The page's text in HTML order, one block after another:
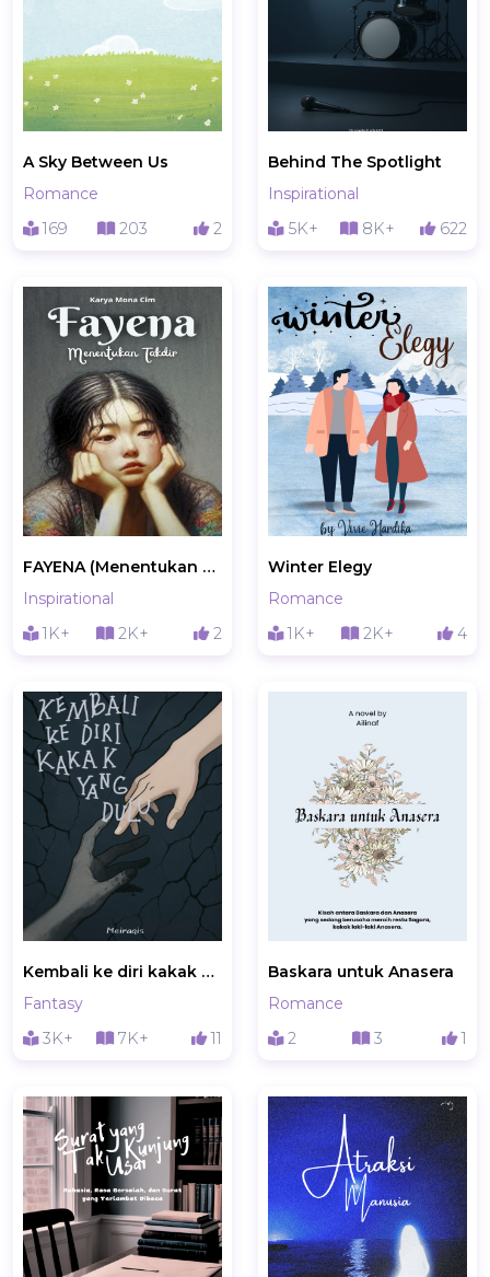
A Sky Between Us
Romance
169
203 2
Behind The Spotlight
Inspirational
5K+
8K+ 622
FAYENA (Menentukan Takdir)
Inspirational
1K+
2K+ 2
Winter Elegy
Romance
1K+
2K+ 4
Kembali ke diri kakak yang dulu
Fantasy
3K+
7K+ 11
Baskara untuk Anasera
Romance
2
3 1